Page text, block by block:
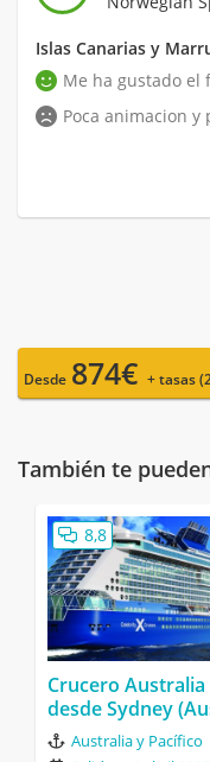
Islas Canarias y
Me ha gustado el
Poca animacion y
Desde 874€ + tasas
También te
8,8
Crucero Australia
desde Sydney
Australia y Pacífico